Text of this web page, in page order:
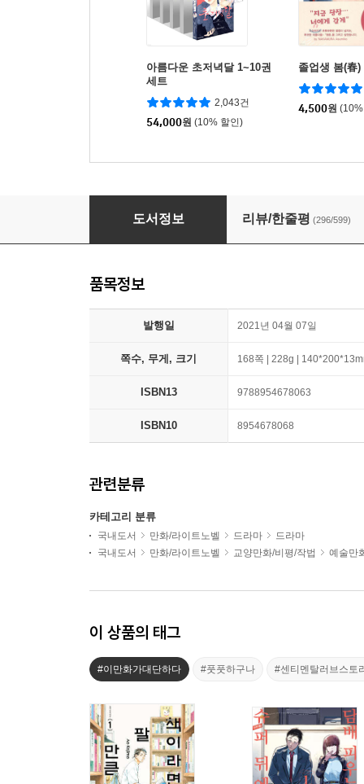
아름다운 초저녁달 1~10권
세트
2,043건
54,000원 (10% 할인)
졸업생 봄(春)
4,500원
빠졌어, 너에게
도서정보 리뷰/한줄평 (296/599)
품목정보
발행일 2021년 04월 07일
쪽수, 무게, 크기 168쪽 | 228g |
ISBN13 9788954678063
ISBN10 8954678068
관련분류
카테고리 분류
국내도서 만화/라이트노벨 드라마
드라마
국내도서
만화/라이트노벨 교양만화/비평/작법 예술만
이 상품의 태그
#이만화가대단하다 #풋풋하구나 #센티멘탈러브스토